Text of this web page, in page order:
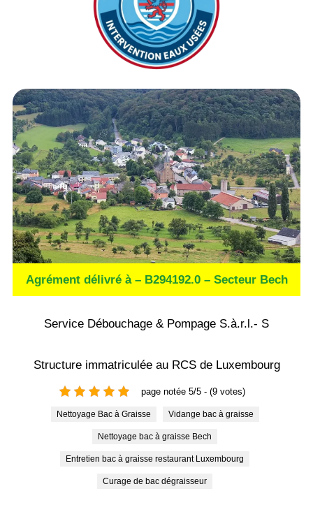
Agrément délivré à – B294192.0 – Secteur Bech
Service Débouchage & Pompage S.à.r.l.- S
Structure immatriculée au RCS de Luxembourg
page notée 5/5 - (9 votes)
Nettoyage Bac à Graisse Vidange bac à graisse
Nettoyage bac à graisse Bech
Entretien bac à graisse restaurant Luxembourg
Curage de bac dégraisseur